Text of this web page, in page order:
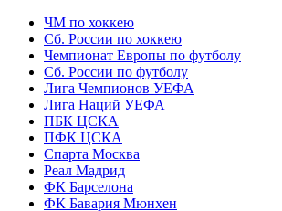
ЧМ по хоккею
Сб. России по хоккею
Чемпионат Европы по футболу
Сб. России по футболу
Лига Чемпионов УЕФА
Лига Наций УЕФА
ПБК ЦСКА
ПФК ЦСКА
Спарта Москва
Реал Мадрид
ФК Барселона
ФК Бавария Мюнхен